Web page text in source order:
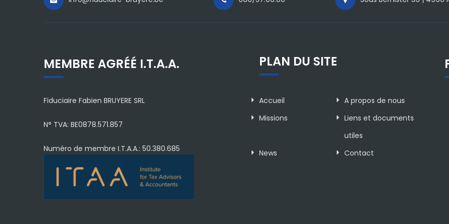
MEMBRE AGRÉÉ I.T.A.A.
Fiduciaire Fabien BRUYERE SRL
N° TVA: BE0878.571.857
Numéro de membre I.T.A.A.: 50.380.685
PLAN DU SITE
Accueil
A propos de nous
Missions
Liens et documents
utiles
News
Contact